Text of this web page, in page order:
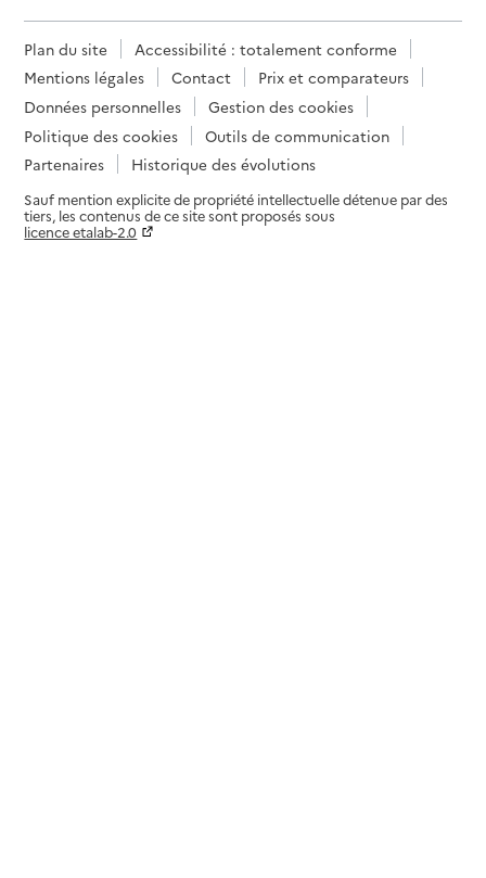
Plan du site
Accessibilité : totalement conforme
Mentions légales
Contact
Prix et comparateurs
Données personnelles
Gestion des cookies
Politique des cookies
Outils de communication
Partenaires
Historique des évolutions
Sauf mention explicite de propriété intellectuelle détenue par des
tiers, les contenus de ce site sont proposés sous
licence etalab-2.0